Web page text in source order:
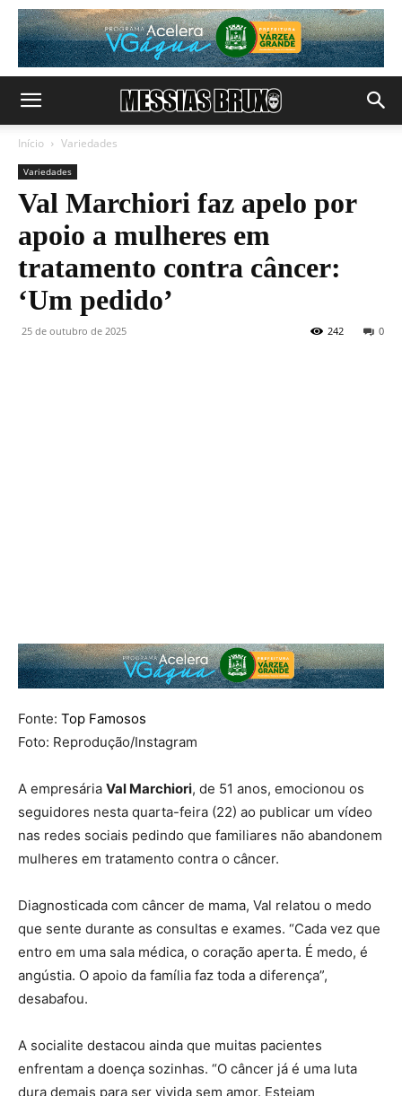
Início Variedades
Variedades
Val Marchiori faz apelo por
apoio a mulheres em
tratamento contra câncer:
‘Um pedido’
25 de outubro de 2025 0
242
Fonte: Top Famosos
Foto: Reprodução/Instagram
A empresária Val Marchiori, de 51 anos, emocionou os
seguidores nesta quarta-feira (22) ao publicar um vídeo
nas redes sociais pedindo que familiares não abandonem
mulheres em tratamento contra o câncer.
Diagnosticada com câncer de mama, Val relatou o medo
que sente durante as consultas e exames. “Cada vez que
entro em uma sala médica, o coração aperta. É medo, é
angústia. O apoio da família faz toda a diferença”,
desabafou.
A socialite destacou ainda que muitas pacientes
enfrentam a doença sozinhas. “O câncer já é uma luta
dura demais para ser vivida sem amor. Estejam